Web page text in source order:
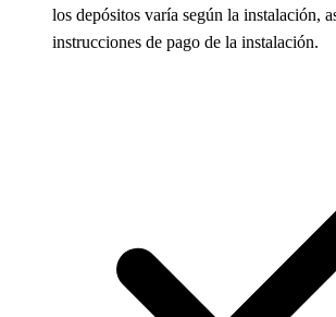
los depósitos varía según la instalación,
instrucciones de pago de la instalación.